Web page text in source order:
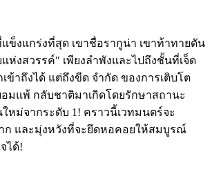
ข็งแกร่งที่สุด เขาชื่อรากูน่า เขาท้าทายดัน
ห่งสวรรค์" เพียงลำพังและไปถึงชั้นที่เจ็ด
ข้าถึงได้ แต่ถึงขีด จำกัด ของการเติบโต
อมแพ้ กลับชาติมาเกิดโดยรักษาสถานะ
ใหม่จากระดับ 1! คราวนี้เวทมนตร์จะ
ก และมุ่งหวังที่จะยึดหอคอยให้สมบูรณ์
ได้!